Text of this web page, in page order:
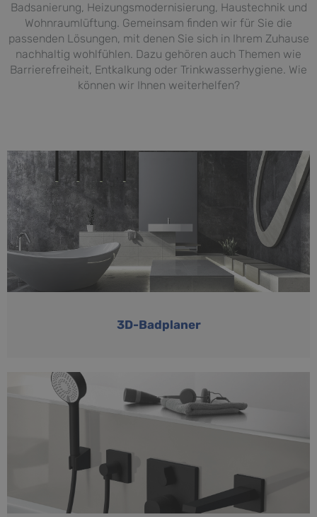
Badsanierung, Heizungsmodernisierung, Haustechnik und
Wohnraumlüftung. Gemeinsam finden wir für Sie die
passenden Lösungen, mit denen Sie sich in Ihrem Zuhause
nachhaltig wohlfühlen. Dazu gehören auch Themen wie
Barrierefreiheit, Entkalkung oder Trinkwasserhygiene. Wie
können wir Ihnen weiterhelfen?
3D-Badplaner